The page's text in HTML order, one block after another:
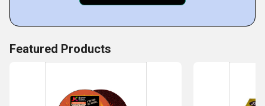
Featured Products